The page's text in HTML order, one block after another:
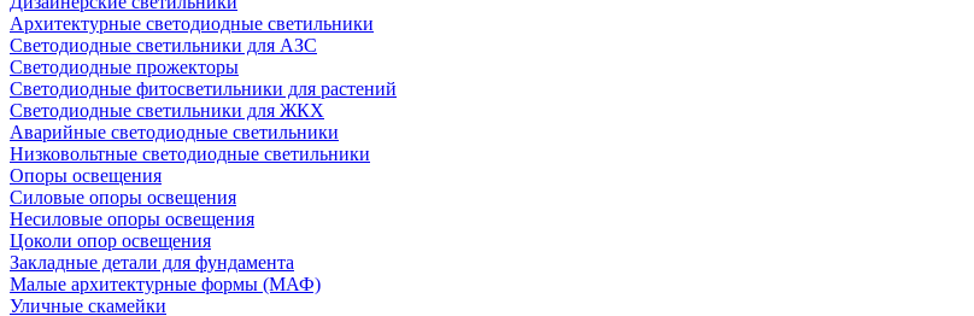
Архитектурные светодиодные светильники
Светодиодные светильники для АЗС
Светодиодные прожекторы
Светодиодные фитосветильники для растений
Светодиодные светильники для ЖКХ
Аварийные светодиодные светильники
Низковольтные светодиодные светильники
Опоры освещения
Силовые опоры освещения
Несиловые опоры освещения
Цоколи опор освещения
Закладные детали для фундамента
Малые архитектурные формы (МАФ)
Уличные скамейки